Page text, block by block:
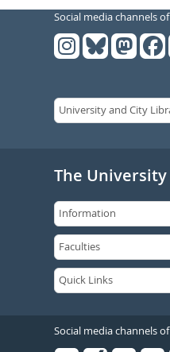
Social media channels
The University
Social media channels